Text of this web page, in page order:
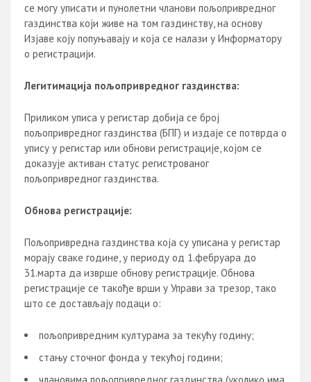
се могу уписати и пунолетни чланови пољопривредног
газдинства који живе на том газдинству, на основу
Изјаве коју попуњавају и која се налази у Информатору
о регистрацији.
Легитимација пољопривредног газдинства:
Приликом уписа у регистар добија се број
пољопривредног газдинства (БПГ) и издаје се потврда о
упису у регистар или обнови регистрације, којом се
доказује активан статус регистрованог
пољопривредног газдинства.
Обнова регистрације:
Пољопривредна газдинства која су уписана у регистар
морају сваке године, у периоду од 1.фебруара до
31.марта да изврше обнову регистрације. Обнова
регистрације се такође врши у Управи за трезор, тако
што се достављају подаци о:
пољопривредним културама за текућу годину;
стању сточног фонда у текућој години;